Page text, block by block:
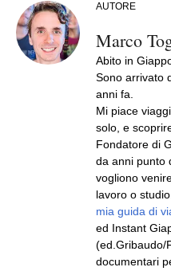
AUTORE
Marco
Abito in
Sono arrivato
anni fa.
Mi piace
solo, e
Fondatore di
da anni punto
vogliono
lavoro o
mia guida di
ed Instant
(ed.Gribaudo/
documentari